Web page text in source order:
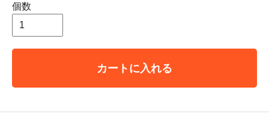
個数
カートに入れる